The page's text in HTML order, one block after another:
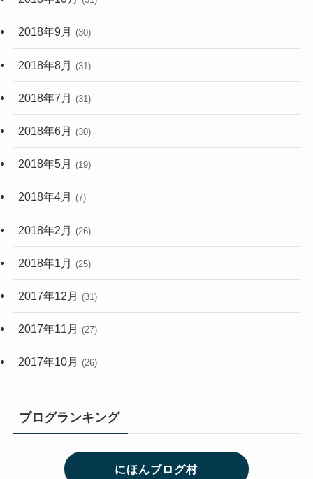
2018年9月 (30)
2018年8月 (31)
2018年7月 (31)
2018年6月 (30)
2018年5月 (19)
2018年4月 (7)
2018年2月 (26)
2018年1月 (25)
2017年12月 (31)
2017年11月 (27)
2017年10月 (26)
ブログランキング
にほんブログ村